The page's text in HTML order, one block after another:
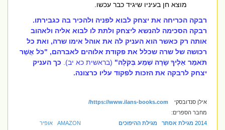
מוצא חן בעיניו שיגיד כבר עכשו.
רבקה הכריחה את יצחק לבוא לפניה ולהכיר בה כגבירתו.
רבקה הסכימה להנשא ליצחק ולתת לו לבוא אליה ולאהוב
אותה רק כאשר הוא העניק לה את אוהל אימו שרה, ואת כל
רכושה של שרה שכלל את פקודת אלוהים לאברהם, "כֹּל אֲשֶׁר
תֹּאמַר אֵלֶיךָ שָׂרָה שְׁמַע בְּקֹלָהּ"(בראשית כא יב).כך העניק
יצחק לרבקה את הזכות לפקוד עליו כרצונה.
אילן סנדובסקיhttps://www.ilans-books.com/
מחבר הספרים:
2014 מגילת אסתר מגילת ההיפוכים AMAZON
אופיר